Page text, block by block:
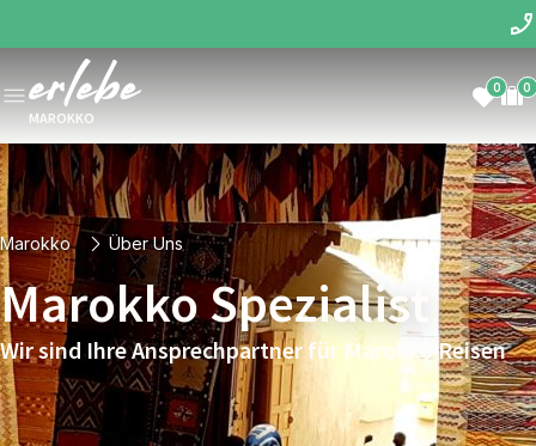
MAROKKO
0 0
Marokko Über Uns
Marokko Spezialist
Wir sind Ihre Ansprechpartner für Marokko Reisen